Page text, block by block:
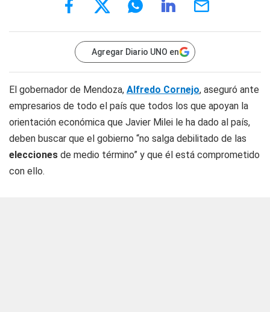
Agregar Diario UNO en
El gobernador de Mendoza, Alfredo Cornejo, aseguró ante
empresarios de todo el país que todos los que apoyan la
orientación económica que Javier Milei le ha dado al país,
deben buscar que el gobierno “no salga debilitado de las
elecciones de medio término” y que él está comprometido
con ello.